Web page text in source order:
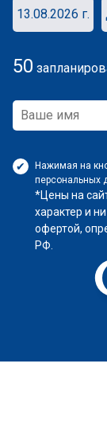
13.08.2026 г.
50
Нажимая на
персональных
*Цены на
характер и
офертой,
РФ.